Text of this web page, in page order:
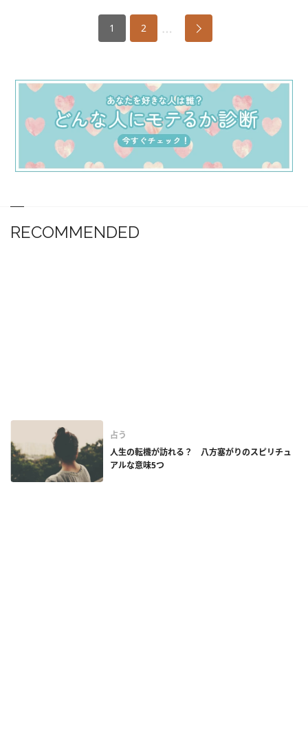
1 2 …
RECOMMENDED
占う
人生の転機が訪れる？ 八方塞がりのスピリチュ
アルな意味5つ